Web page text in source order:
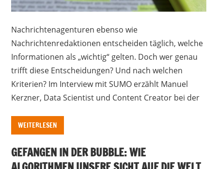
Nachrichtenagenturen ebenso wie
Nachrichtenredaktionen entscheiden täglich, welche
Informationen als „wichtig“ gelten. Doch wer genau
trifft diese Entscheidungen? Und nach welchen
Kriterien? Im Interview mit SUMO erzählt Manuel
Kerzner, Data Scientist und Content Creator bei der
WEITERLESEN
GEFANGEN IN DER BUBBLE: WIE